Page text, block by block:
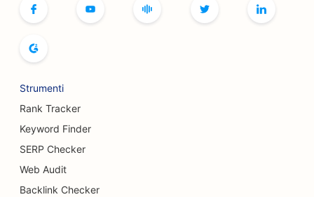
SEO per le boutique
SEO per i servizi di mastoplastica additiva
SEO per i ristoranti a buffet
Strumenti
Rank Tracker
Keyword Finder
SERP Checker
Web Audit
Backlink Checker